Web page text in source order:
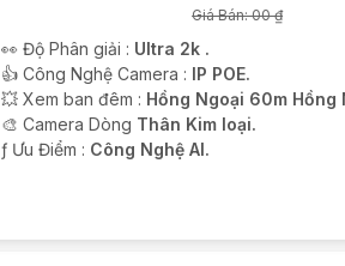
Giá Bán: 00 ₫
👀 Độ Phân giải : Ultra 2k .
👍 Công Nghệ Camera : IP POE.
💥 Xem ban đêm : Hồng Ngoại 60m Hồng
🎨 Camera Dòng Thân Kim loại.
️ƒ Ưu Điểm : Công Nghệ AI.